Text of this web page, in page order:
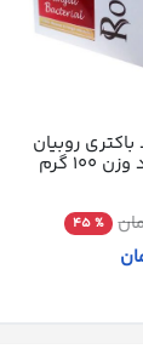
روبیان
گرم
% 45